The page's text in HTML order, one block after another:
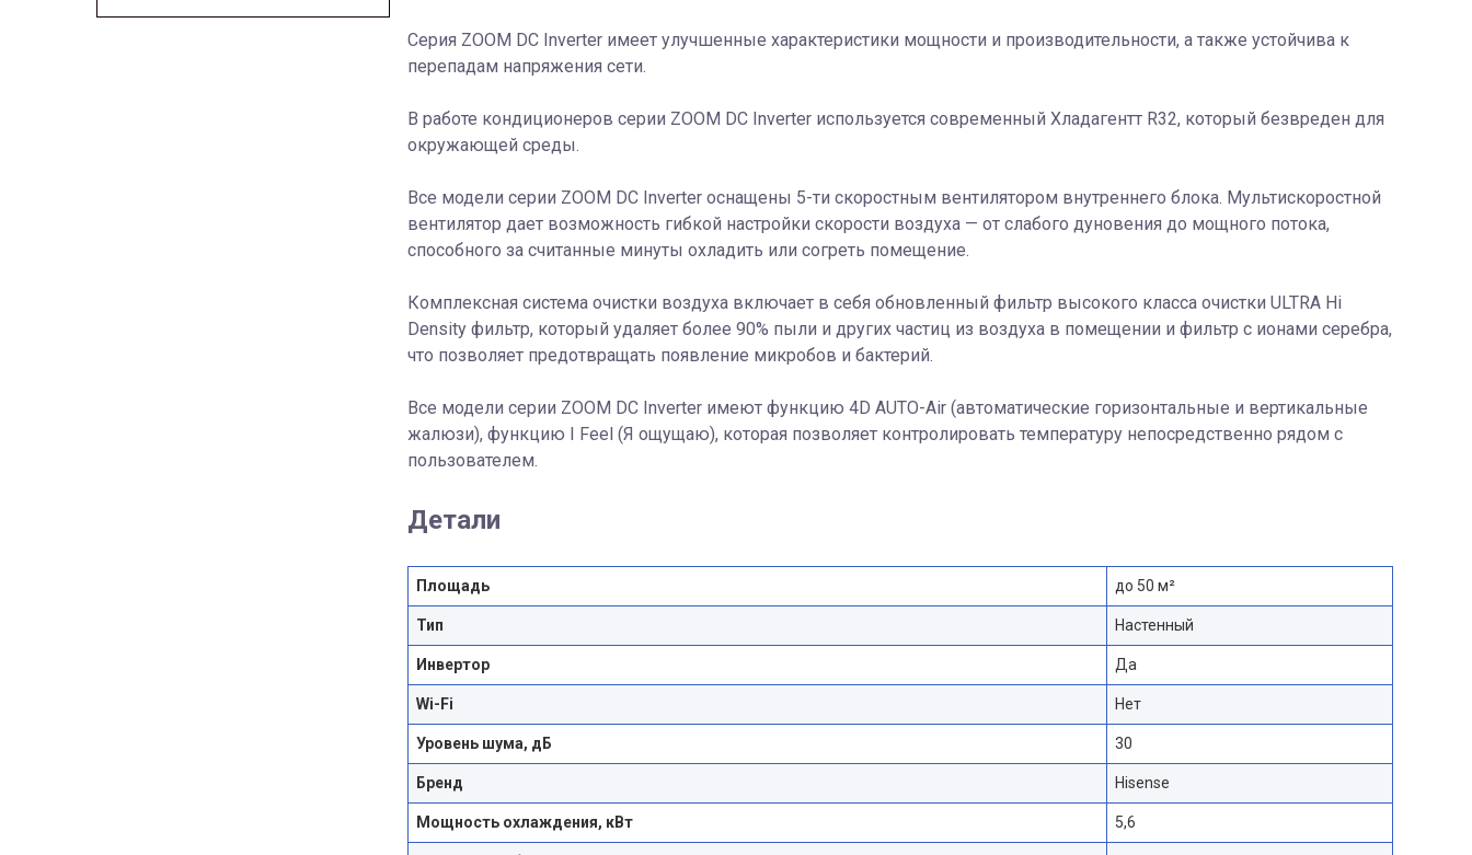
Серия ZOOM DC Inverter имеет улучшенные характеристики мощности и производительности, а также устойчива к
перепадам напряжения сети.
В работе кондиционеров серии ZOOM DC Inverter используется современный Хладагентт R32, который безвреден для
окружающей среды.
Все модели серии ZOOM DC Inverter оснащены 5-ти скоростным вентилятором внутреннего блока. Мультискоростной
вентилятор дает возможность гибкой настройки скорости воздуха — от слабого дуновения до мощного потока,
способного за считанные минуты охладить или согреть помещение.
Комплексная система очистки воздуха включает в себя обновленный фильтр высокого класса очистки ULTRA Hi
Density фильтр, который удаляет более 90% пыли и других частиц из воздуха в помещении и фильтр с ионами серебра,
что позволяет предотвращать появление микробов и бактерий.
Все модели серии ZOOM DC Inverter имеют функцию 4D AUTO-Air (автоматические горизонтальные и вертикальные
жалюзи), функцию I Feel (Я ощущаю), которая позволяет контролировать температуру непосредственно рядом с
пользователем.
Детали
Площадь до 50 м²
Тип Настенный
Инвертор Да
Wi-Fi Нет
Уровень шума, дБ 30
Бренд Hisense
Мощность охлаждения, кВт 5,6